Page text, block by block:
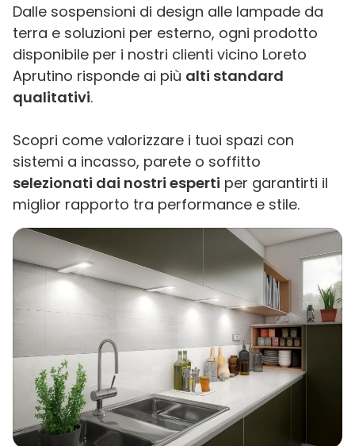
Dalle sospensioni di design alle lampade da
terra e soluzioni per esterno, ogni prodotto
disponibile per i nostri clienti vicino Loreto
Aprutino risponde ai più alti standard
qualitativi.
Scopri come valorizzare i tuoi spazi con
sistemi a incasso, parete o soffitto
selezionati dai nostri esperti per garantirti il
miglior rapporto tra performance e stile.